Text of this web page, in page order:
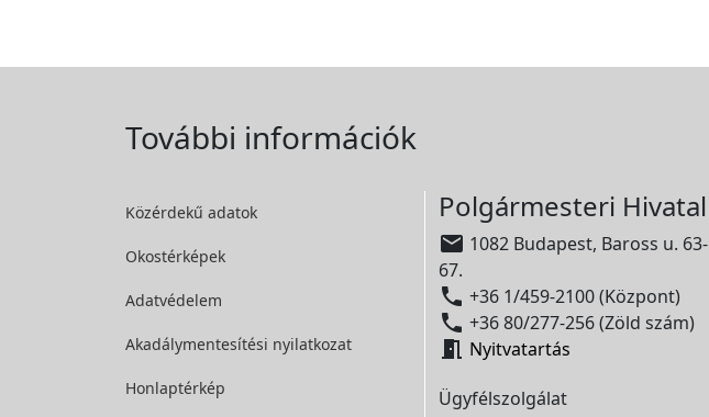
További információk
Közérdekű adatok
Okostérképek
Adatvédelem
Akadálymentesítési nyilatkozat
Honlaptérkép
Polgármesteri Hivatal
 1082 Budapest, Baross u. 63-
67.
 +36 1/459-2100 (Központ)
 +36 80/277-256 (Zöld szám)
 Nyitvatartás
Ügyfélszolgálat